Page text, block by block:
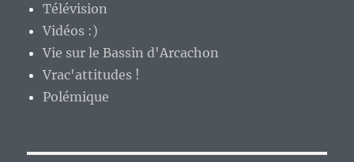
Télévision
Vidéos :)
Vie sur le Bassin d'Arcachon
Vrac'attitudes !
Polémique